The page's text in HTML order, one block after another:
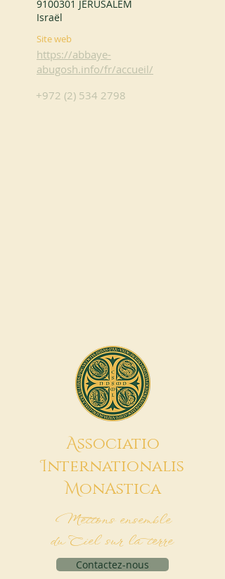
9100301 JERUSALEM
Israël
Site web
https://abbaye-
abugosh.info/fr/accueil/
+972 (2) 534 2798
Associatio
Internationalis
MonAstica
Mettons ensemble
du Ciel sur la terre
Contactez-nous